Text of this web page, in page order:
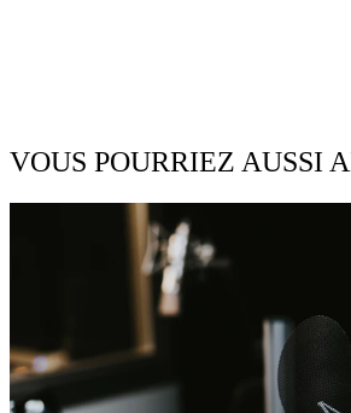
VOUS POURRIEZ AUSSI